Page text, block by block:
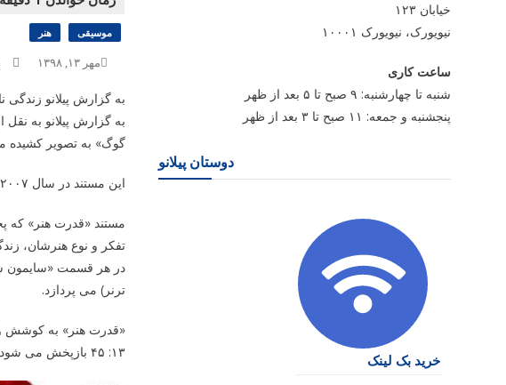
موسیقی هنر
مهر ۱۳, ۱۳۹۸
به گزارش پیلانو
به گزارش پیلانو به
گوگ» به تصویر کشیده
این مستند در سال ۲۰۰۷ برنده جایزه از
تفکر و نوع هنرشان،
در هر قسمت «سایمون
ترنر) می پردازد.
۱۳: ۴۵ بازپخش می شود.
خیابان ۱۲۳
نیویورک، نیویورک ۱۰۰۰۱
ساعت کاری
شنبه تا چهارشنبه: ۹ صبح تا ۵ بعد از ظهر
پنجشنبه و جمعه: ۱۱ صبح تا ۳ بعد از ظهر
دوستان پیلانو
خرید بک لینک